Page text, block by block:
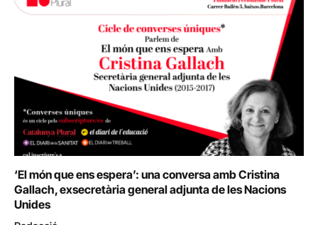
‘El món que ens espera’: una conversa amb Cristina
Gallach, exsecretària general adjunta de les Nacions
Unides